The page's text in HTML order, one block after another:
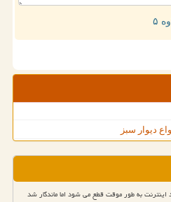
دیوار سبز